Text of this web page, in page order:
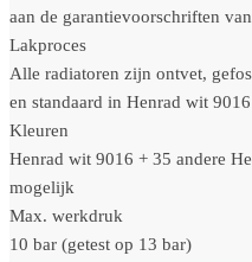
aan de garantievoorschriften
Lakproces
Alle radiatoren zijn ontvet,
en standaard in Henrad wit
Kleuren
Henrad wit 9016 + 35 andere
mogelijk
Max. werkdruk
10 bar (getest op 13 bar)